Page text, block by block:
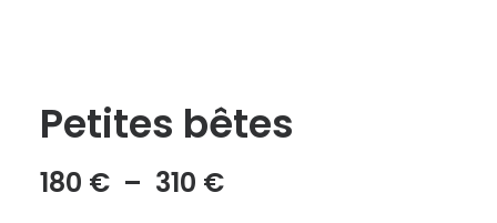
Petites bêtes
180 € – 310 €Plage